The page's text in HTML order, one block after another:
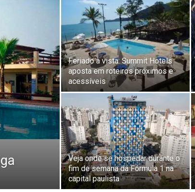
Feriado à vista: Summit Hotels
aposta em roteiros próximos e
acessíveis
Veja onde se hospedar durante o
fim de semana da Fórmula 1 na
capital paulista